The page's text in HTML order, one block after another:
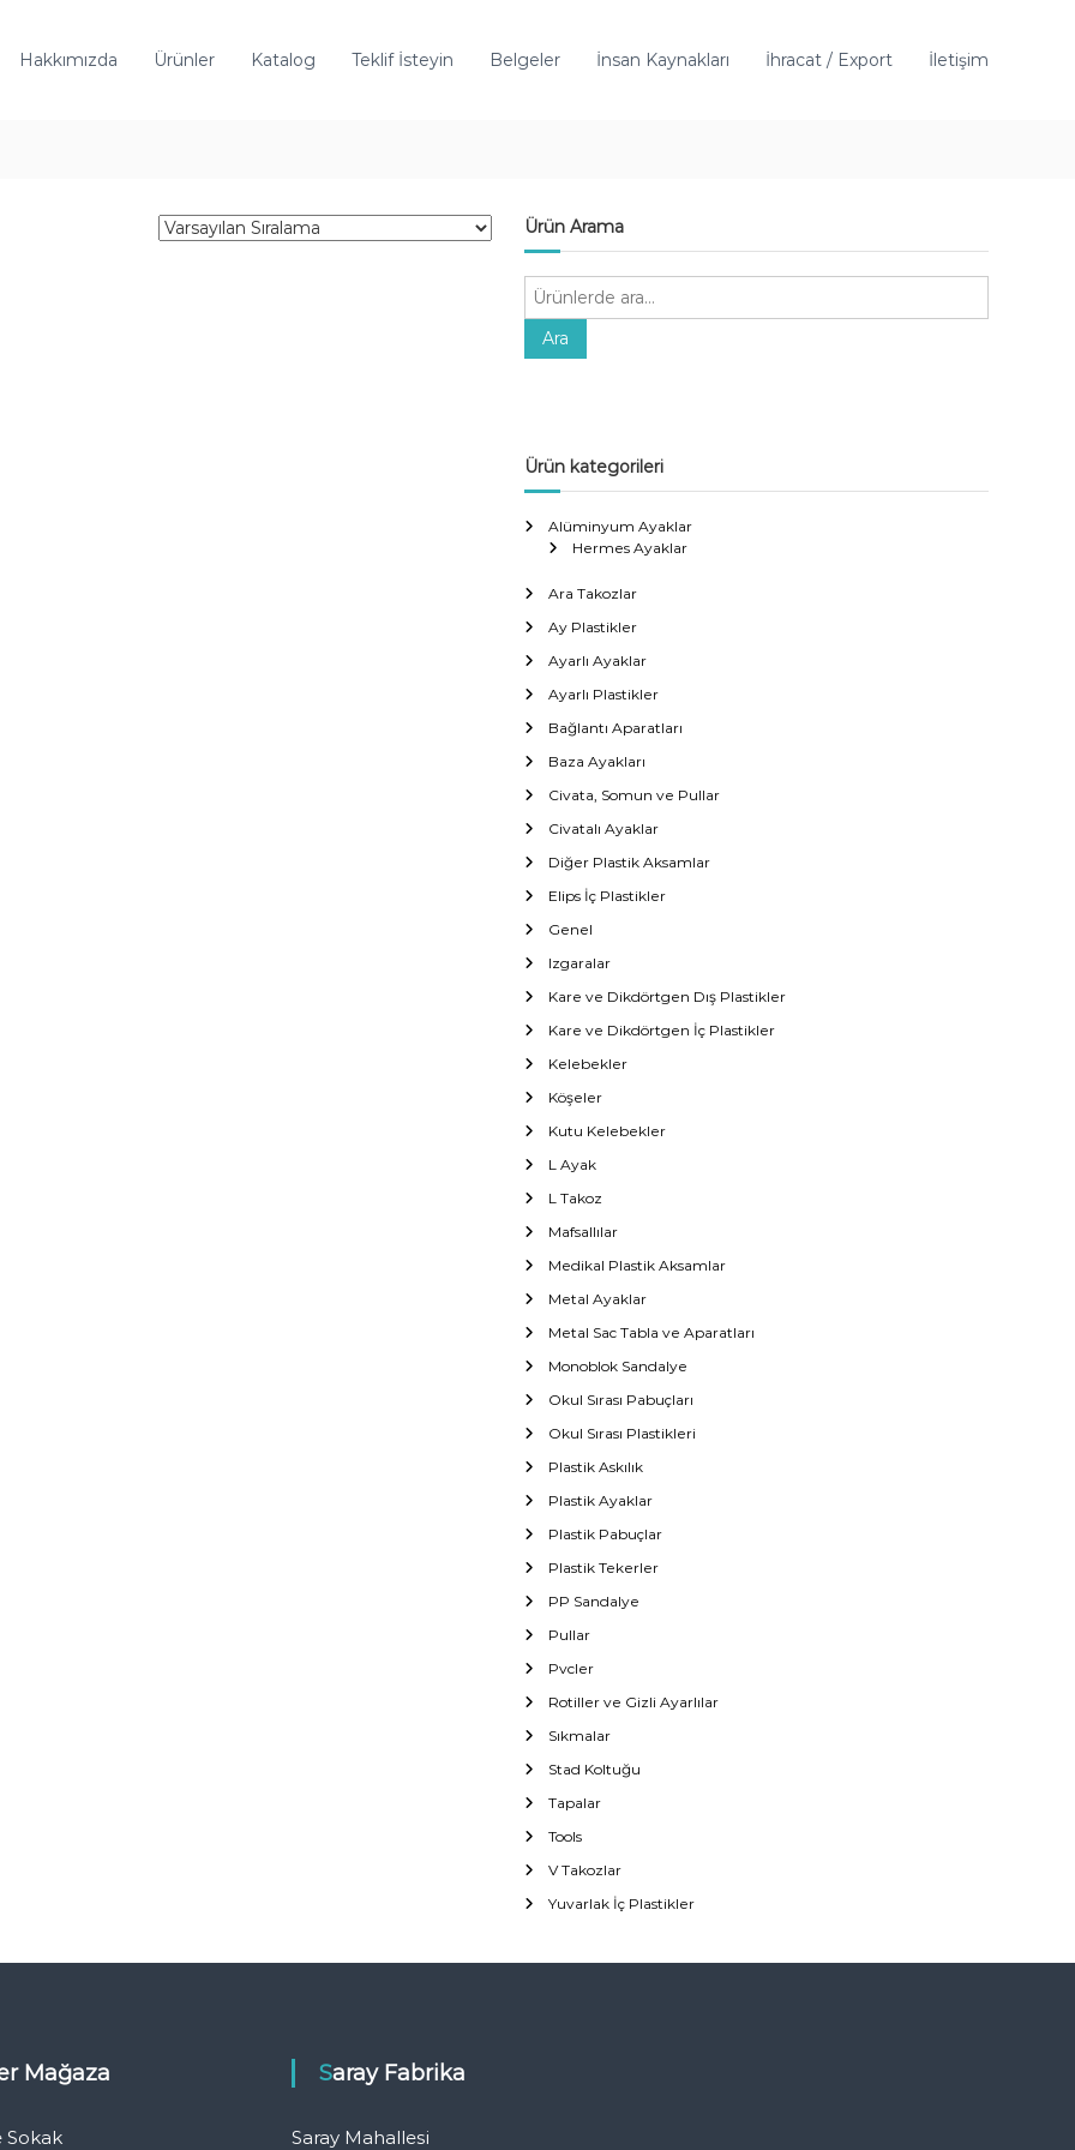
Hakkımızda Ürünler Katalog Teklif İsteyin Belgeler İnsan Kaynakları İhracat / Export İletişim
Ürün Arama
A
:
Ara
Ürün kategorileri
Alüminyum Ayaklar
Hermes Ayaklar
Ara Takozlar
Ay Plastikler
Ayarlı Ayaklar
Ayarlı Plastikler
Bağlantı Aparatları
Baza Ayakları
Civata, Somun ve Pullar
Civatalı Ayaklar
Diğer Plastik Aksamlar
Elips İç Plastikler
Genel
Izgaralar
Kare ve Dikdörtgen Dış Plastikler
Kare ve Dikdörtgen İç Plastikler
Kelebekler
Köşeler
Kutu Kelebekler
L Ayak
L Takoz
Mafsallılar
Medikal Plastik Aksamlar
Metal Ayaklar
Metal Sac Tabla ve Aparatları
Monoblok Sandalye
Okul Sırası Pabuçları
Okul Sırası Plastikleri
Plastik Askılık
Plastik Ayaklar
Plastik Pabuçlar
Plastik Tekerler
PP Sandalye
Pullar
Pvcler
Rotiller ve Gizli Ayarlılar
Sıkmalar
Stad Koltuğu
Tapalar
Tools
V Takozlar
Yuvarlak İç Plastikler
Mağaza
Sokak
Saray Fabrika
Saray Mahallesi